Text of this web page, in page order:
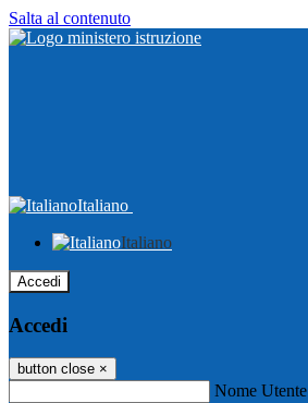
Salta al contenuto
Italiano
Italiano
Accedi
Accedi
button close ×
Nome Utente